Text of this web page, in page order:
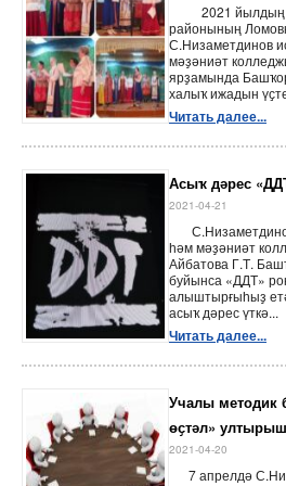
2021 йылдың
районының
С.Низаметдинов
мәҙәниәт
ярҙамында
халыҡ ижадын
Читать далее...
Асыҡ дәрес
2021-04-21
һәм мәҙәниәт
Айбатова Г.Т.
буйынса «ДДТ»
алыштырғыһыҙ
асыҡ дәрес үткә...
Читать далее...
Учалы методик
өҫтәл»
2021-04-20
7 апрелдә